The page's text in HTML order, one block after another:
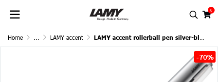
0
Home ... LAMY accent LAMY accent rollerball pen silver-black
-70%